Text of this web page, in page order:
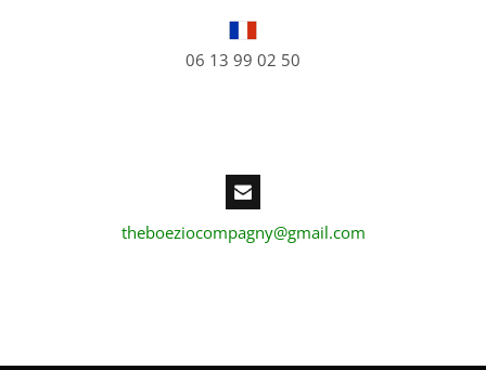
06 13 99 02 50
theboeziocompagny@gmail.com